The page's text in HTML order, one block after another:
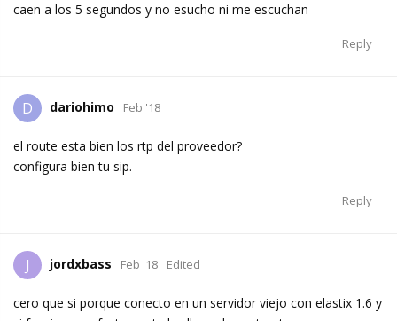
caen a los 5 segundos y no esucho ni me escuchan
Reply
D dariohimo Feb '18
el route esta bien los rtp del proveedor?
configura bien tu sip.
Reply
J jordxbass Feb '18 Edited
cero que si porque conecto en un servidor viejo con elastix 1.6 y